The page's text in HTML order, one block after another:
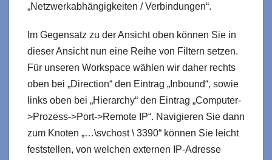
„Netzwerkabhängigkeiten / Verbindungen“.
Im Gegensatz zu der Ansicht oben können Sie in
dieser Ansicht nun eine Reihe von Filtern setzen.
Für unseren Workspace wählen wir daher rechts
oben bei „Direction“ den Eintrag „Inbound“, sowie
links oben bei „Hierarchy“ den Eintrag „Computer-
>Prozess->Port->Remote IP“. Navigieren Sie dann
zum Knoten „…\svchost \ 3390“ können Sie leicht
feststellen, von welchen externen IP-Adresse